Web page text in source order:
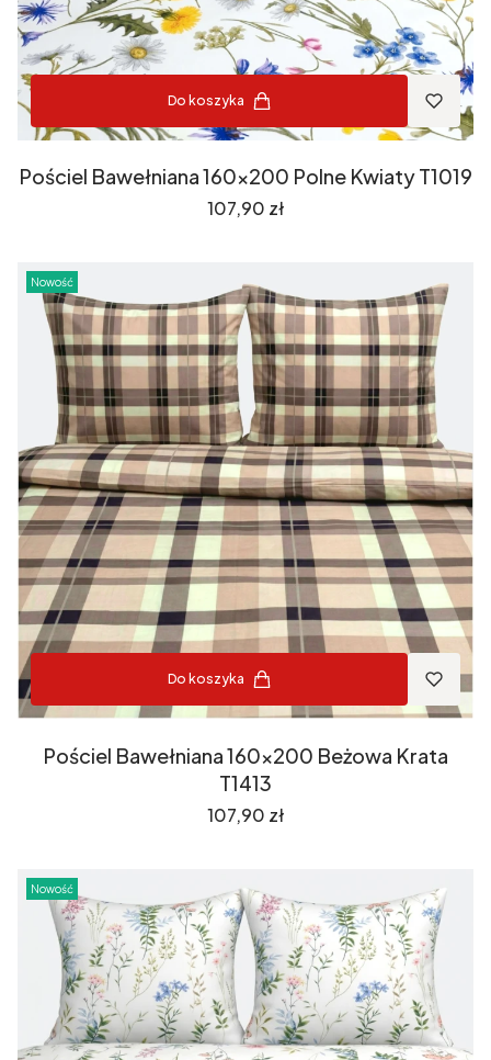
Do koszyka
Pościel Bawełniana 160x200 Polne Kwiaty T1019
Cena
107,90 zł
Nowość
Do koszyka
Pościel Bawełniana 160x200 Beżowa Krata
T1413
Cena
107,90 zł
Nowość